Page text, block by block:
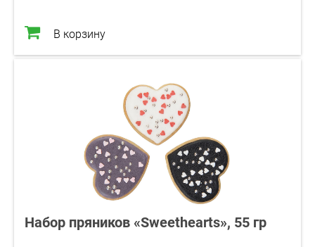
В корзину
Набор пряников «Sweethearts», 55 гр